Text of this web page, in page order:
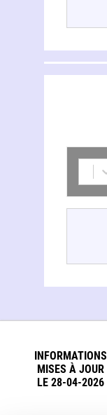
INFORMATIONS
MISES À JOUR
LE 28-04-2026